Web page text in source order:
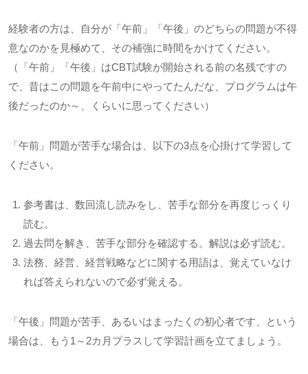
経験者の方は、自分が「午前」「午後」のどちらの問題が不得
意なのかを見極めて、その補強に時間をかけてください。
（「午前」「午後」はCBT試験が開始される前の名残ですの
で、昔はこの問題を午前中にやってたんだな、プログラムは午
後だったのか～、くらいに思ってください）
「午前」問題が苦手な場合は、以下の3点を心掛けて学習して
ください。
参考書は、数回流し読みをし、苦手な部分を再度じっくり
読む。
過去問を解き、苦手な部分を確認する。解説は必ず読む。
法務、経営、経営戦略などに関する用語は、覚えていなけ
れば答えられないので必ず覚える。
「午後」問題が苦手、あるいはまったくの初心者です、という
場合は、もう 1 ～ 2カ月プラスして学習計画を立てましょう。